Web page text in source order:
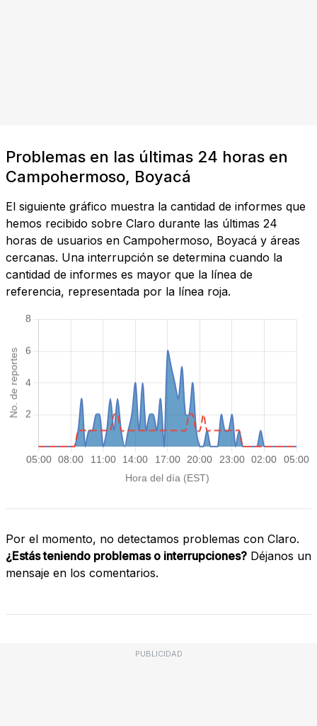
Problemas en las últimas 24 horas en
Campohermoso, Boyacá
El siguiente gráfico muestra la cantidad de informes que
hemos recibido sobre Claro durante las últimas 24
horas de usuarios en Campohermoso, Boyacá y áreas
cercanas. Una interrupción se determina cuando la
cantidad de informes es mayor que la línea de
referencia, representada por la línea roja.
Por el momento, no detectamos problemas con Claro.
¿Estás teniendo problemas o interrupciones? Déjanos un
mensaje en los comentarios.
PUBLICIDAD